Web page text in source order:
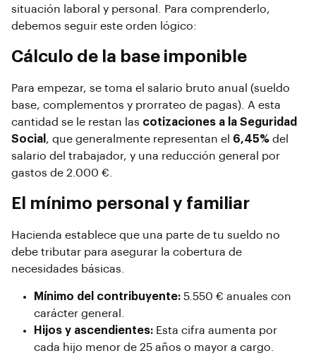
situación laboral y personal. Para comprenderlo,
debemos seguir este orden lógico:
Cálculo de la base imponible
Para empezar, se toma el salario bruto anual (sueldo
base, complementos y prorrateo de pagas). A esta
cantidad se le restan las cotizaciones a la Seguridad
Social , que generalmente representan el 6,45% del
salario del trabajador, y una reducción general por
gastos de 2.000 €.
El mínimo personal y familiar
Hacienda establece que una parte de tu sueldo no
debe tributar para asegurar la cobertura de
necesidades básicas.
Mínimo del contribuyente: 5.550 € anuales con
carácter general.
Hijos y ascendientes: Esta cifra aumenta por
cada hijo menor de 25 años o mayor a cargo.